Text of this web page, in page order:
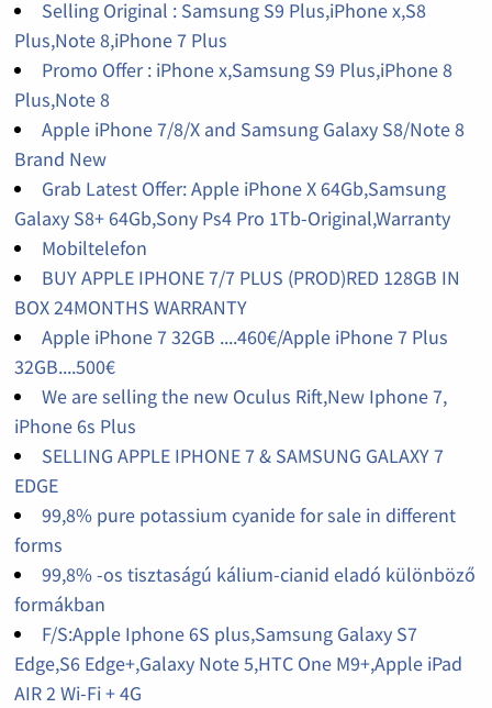
Selling Original : Samsung S9 Plus,iPhone x,S8
Plus,Note 8,iPhone 7 Plus
Promo Offer : iPhone x,Samsung S9 Plus,iPhone 8
Plus,Note 8
Apple iPhone 7/8/X and Samsung Galaxy S8/Note 8
Brand New
Grab Latest Offer: Apple iPhone X 64Gb,Samsung
Galaxy S8+ 64Gb,Sony Ps4 Pro 1Tb-Original,Warranty
Mobiltelefon
BUY APPLE IPHONE 7/7 PLUS (PROD)RED 128GB IN
BOX 24MONTHS WARRANTY
Apple iPhone 7 32GB ....460€/Apple iPhone 7 Plus
32GB....500€
We are selling the new Oculus Rift,New Iphone 7,
iPhone 6s Plus
SELLING APPLE IPHONE 7 & SAMSUNG GALAXY 7
EDGE
99,8% pure potassium cyanide for sale in different
forms
99,8% -os tisztaságú kálium-cianid eladó különböző
formákban
F/S:Apple Iphone 6S plus,Samsung Galaxy S7
Edge,S6 Edge+,Galaxy Note 5,HTC One M9+,Apple iPad
AIR 2 Wi-Fi + 4G